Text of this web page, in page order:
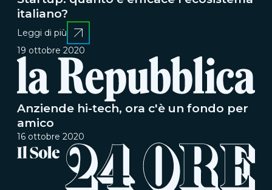
italiano?
Leggi di più
19 ottobre 2020
Anziende hi-tech, ora c'è un fondo per
amico
16 ottobre 2020